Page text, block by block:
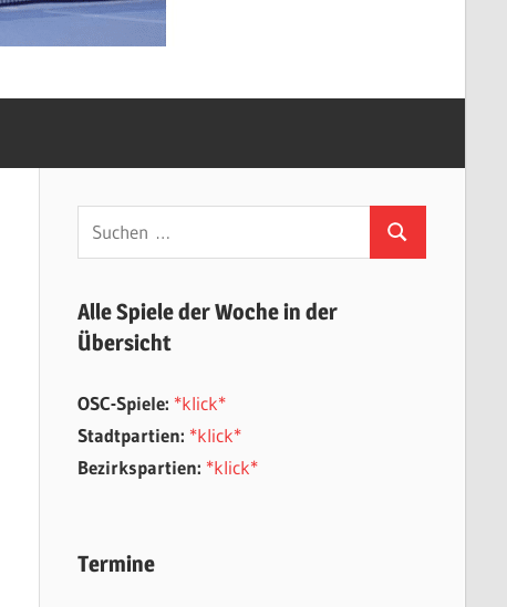
Suchen
nach:
Suchen
Alle Spiele der Woche in der
Übersicht
OSC-Spiele: *klick*
Stadtpartien: *klick*
Bezirkspartien: *klick*
Termine